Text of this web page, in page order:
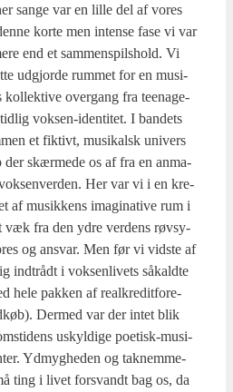
san­ge var en lil­le del af vores
kor­te men inten­se fase vi var
end et sam­men­spils­hold. Vi
udgjor­de rum­met for en musi­
kol­lek­ti­ve over­gang fra tee­na­ge-
vok­sen-iden­ti­tet. I ban­dets
et fik­tivt, musi­kalsk uni­vers
der skær­me­de os af fra en anma­
Her var vi i en kre­
af musik­kens imag­i­na­ti­ve rum i
væk fra den ydre ver­dens røv­sy­
og ansvar. Men før vi vid­ste af
ind­t­rå­dt i vok­sen­li­vets såkald­te
hele pak­ken af real­kre­dit­for­e­
Der­med var der intet blik
uskyl­di­ge poe­tisk-musi­
Ydmyg­he­den og tak­nem­me­
ting i livet for­svandt bag os, da